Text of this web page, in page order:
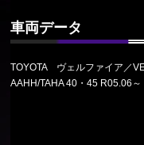
車両データ
TOYOTA ヴェルファイア／
AAHH/TAHA 40・45 R05.06